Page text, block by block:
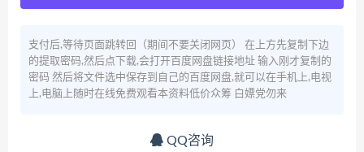
支付后,等待页面跳转回（期间不要关闭网页） 在上方先复制下边
的提取密码,然后点下载,会打开百度网盘链接地址 输入刚才复制的
密码 然后将文件选中保存到自己的百度网盘,就可以在手机上,电视
上,电脑上随时在线免费观看本资料低价众筹 白嫖党勿来
QQ咨询